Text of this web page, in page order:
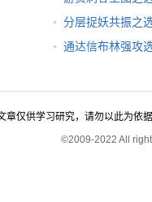
分层捉妖共振之
通达信布林强攻
章仅供学习研究，请勿以此为依
©2009-2022 All